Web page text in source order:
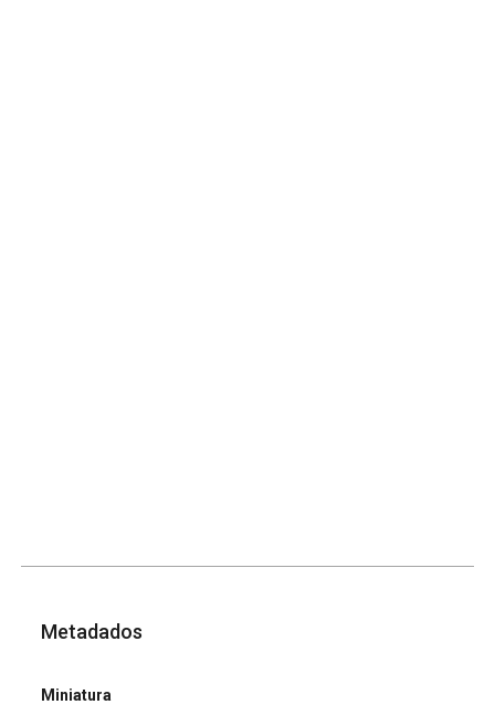
Metadados
Miniatura